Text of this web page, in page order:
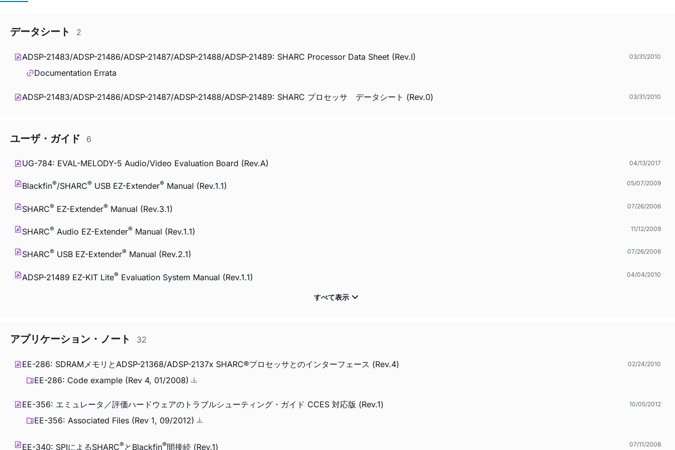
データシート 2
ADSP-21483/ADSP-21486/ADSP-21487/ADSP-21488/ADSP-21489: SHARC Processor Data Sheet (Rev.I) 03/31/2010
Documentation Errata
ADSP-21483/ADSP-21486/ADSP-21487/ADSP-21488/ADSP-21489: SHARC プロセッサ データシート (Rev.0) 03/31/2010
ユーザ・ガイド 6
UG-784: EVAL-MELODY-5 Audio/Video Evaluation Board (Rev.A) 04/13/2017
Blackfin®/SHARC® USB EZ-Extender® Manual (Rev.1.1) 05/07/2009
SHARC® EZ-Extender® Manual (Rev.3.1) 07/26/2006
SHARC® Audio EZ-Extender® Manual (Rev.1.1) 11/12/2009
SHARC® USB EZ-Extender® Manual (Rev.2.1) 07/26/2006
ADSP-21489 EZ-KIT Lite® Evaluation System Manual (Rev.1.1) 04/04/2010
アプリケーション・ノート 32
EE-286: SDRAMメモリとADSP-21368/ADSP-2137x SHARC®プロセッサとのインターフェース (Rev.4) 02/24/2010
EE-286: Code example (Rev 4, 01/2008)
EE-356: エミュレータ／評価ハードウェアのトラブルシューティング・ガイド CCES 対応版 (Rev.1) 10/05/2012
EE-356: Associated Files (Rev 1, 09/2012)
EE-340: SPIによるSHARC®とBlackfin®間接続 (Rev.1) 07/11/2008